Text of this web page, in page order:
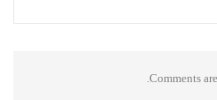
Comments